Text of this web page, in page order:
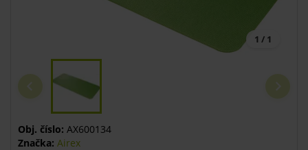
1 / 1
Obj. číslo: AX600134
Značka: Airex